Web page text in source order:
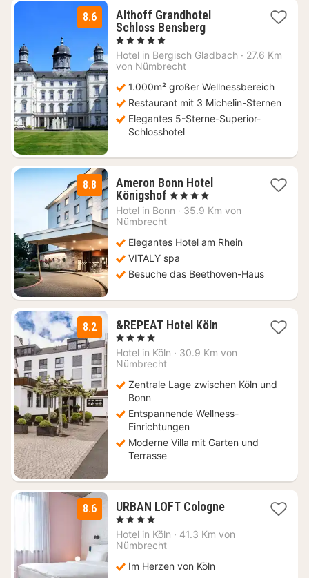
8.6
Althoff Grandhotel
Schloss Bensberg1
ab
, 5 Sterne
Hotel in Bergisch Gladbach · 27.6 Km
von Nümbrecht
1.000m² großer Wellnessbereich
Restaurant mit 3 Michelin-Sternen
Elegantes 5-Sterne-Superior-
Schlosshotel
8.8
Ameron Bonn Hotel
Königshof 1
Nacht
€
, 4 Sterne
Hotel in Bonn · 35.9 Km von
Nümbrecht
Elegantes Hotel am Rhein
VITALY spa
Besuche das Beethoven-Haus
8.2 &REPEAT Hotel Köln2
ab
, 4 Sterne
Hotel in Köln · 30.9 Km von
Nümbrecht
Zentrale Lage zwischen Köln und
Bonn
Entspannende Wellness-
Einrichtungen
Moderne Villa mit Garten und
Terrasse
8.6 URBAN LOFT Cologne1
ab
, 4 Sterne
Hotel in Köln · 41.3 Km von
Nümbrecht
Im Herzen von Köln